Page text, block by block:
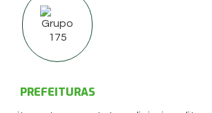
PREFEITURAS